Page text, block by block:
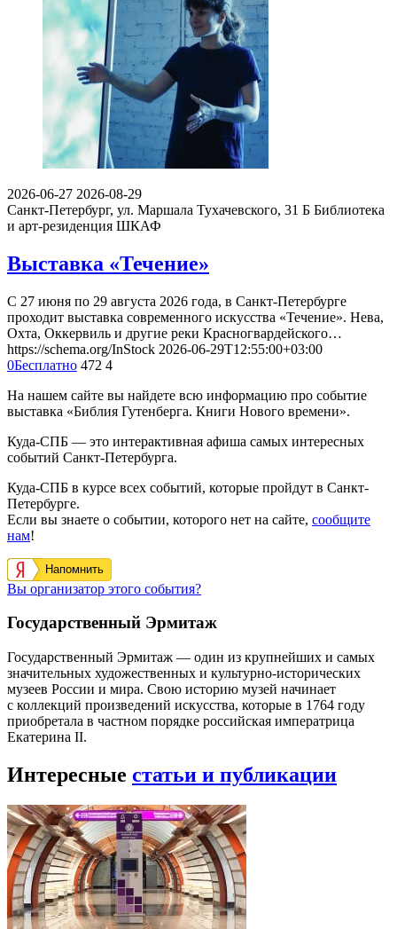
2026-06-27 2026-08-29
Санкт-Петербург, ул. Маршала Тухачевского, 31 Б Библиотека
и арт-резиденция ШКАФ
Выставка «Течение»
С 27 июня по 29 августа 2026 года, в Санкт-Петербурге
проходит выставка современного искусства «Течение». Нева,
Охта, Оккервиль и другие реки Красногвардейского…
https://schema.org/InStock 2026-06-29T12:55:00+03:00
0Бесплатно 472 4
На нашем сайте вы найдете всю информацию про событие
выставка «Библия Гутенберга. Книги Нового времени».
Куда-СПБ — это интерактивная афиша самых интересных
событий Санкт-Петербурга.
Куда-СПБ в курсе всех событий, которые пройдут в Санкт-
Петербурге.
Если вы знаете о событии, которого нет на сайте, сообщите
нам!
Напомнить
Вы организатор этого события?
Государственный Эрмитаж
Государственный Эрмитаж — один из крупнейших и самых
значительных художественных и культурно-исторических
музеев России и мира. Свою историю музей начинает
с коллекций произведений искусства, которые в 1764 году
приобретала в частном порядке российская императрица
Екатерина II.
Интересные статьи и публикации